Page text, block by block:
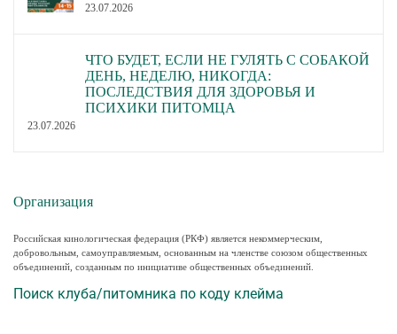
23.07.2026
ЧТО БУДЕТ, ЕСЛИ НЕ ГУЛЯТЬ С СОБАКОЙ
ДЕНЬ, НЕДЕЛЮ, НИКОГДА:
ПОСЛЕДСТВИЯ ДЛЯ ЗДОРОВЬЯ И
ПСИХИКИ ПИТОМЦА
23.07.2026
Организация
Российская кинологическая федерация (РКФ) является некоммерческим,
добровольным, самоуправляемым, основанным на членстве союзом общественных
объединений, созданным по инициативе общественных объединений.
Поиск клуба/питомника по коду клейма